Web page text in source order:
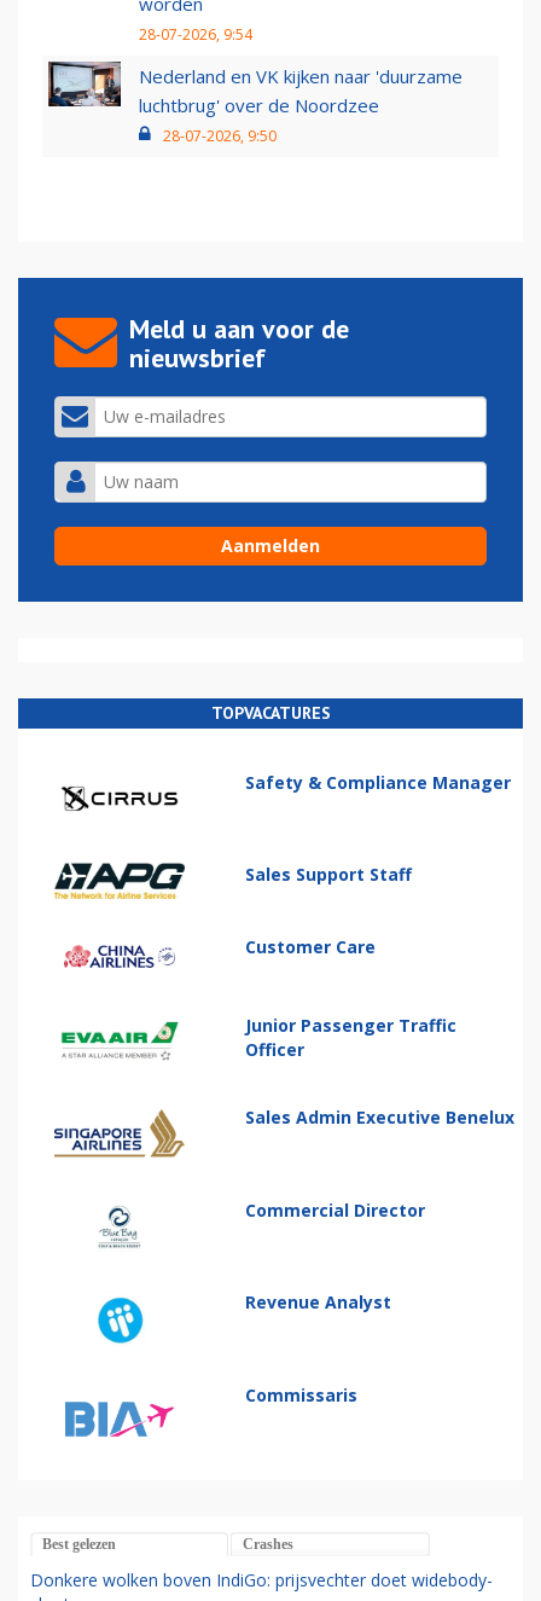
28-07-2026, 9:54
Nederland en VK kijken naar 'duurzame
luchtbrug' over de Noordzee
28-07-2026, 9:50
Meld u aan voor de
nieuwsbrief
TOPVACATURES
Safety & Compliance Manager
Sales Support Staff
Customer Care
Junior Passenger Traffic
Officer
Sales Admin Executive Benelux
Commercial Director
Revenue Analyst
Commissaris
Best gelezen Crashes
Donkere wolken boven IndiGo: prijsvechter doet widebody-